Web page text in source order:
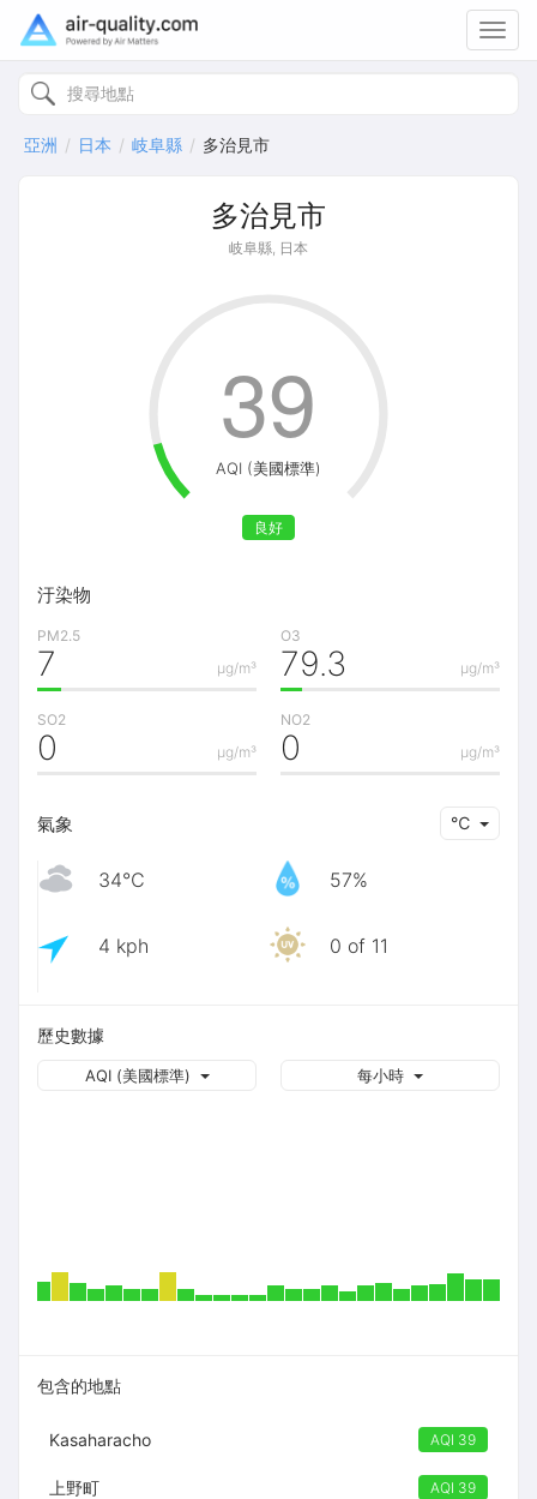
亞洲 日本 岐阜縣 多治見市
多治見市
岐阜縣, 日本
AQI (美國標準)
良好
39
汙染物
PM2.5
μg/m³
7
O3
μg/m³
79.3
SO2
μg/m³
0
NO2
μg/m³
0
氣象 ℃
34℃ 57%
4 kph 0 of 11
歷史數據
每小時
AQI (美國標準)
包含的地點
Kasaharacho AQI 39
上野町 AQI 39